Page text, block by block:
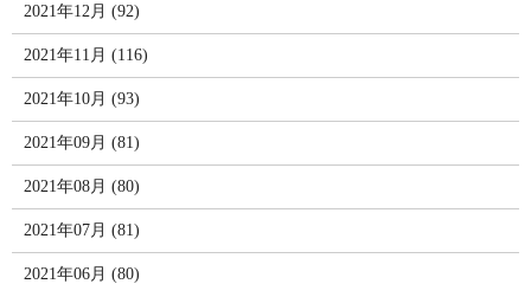
2021年12月 (92)
2021年11月 (116)
2021年10月 (93)
2021年09月 (81)
2021年08月 (80)
2021年07月 (81)
2021年06月 (80)